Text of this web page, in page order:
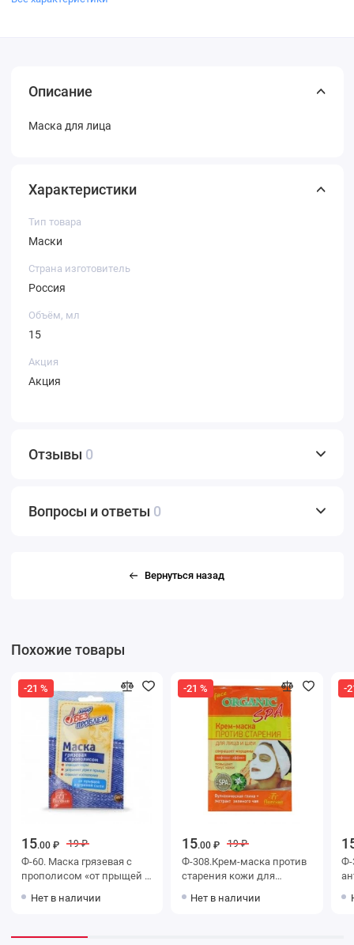
Описание
Маска для лица
Характеристики
Тип товара
Маски
Страна изготовитель
Россия
Объём, мл
15
Акция
Акция
Отзывы 0
Вопросы и ответы 0
Вернуться назад
Похожие товары
-21 %
15.00 ₽ 19 ₽
Ф-60. Маска грязевая с
прополисом «от прыщей и
проблем»
Нет в наличии
-21 %
15.00 ₽ 19 ₽
Ф-308.Крем-маска против
старения кожи для
Нет в наличии
-
Ф-